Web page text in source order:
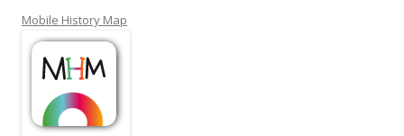
Mobile History Map